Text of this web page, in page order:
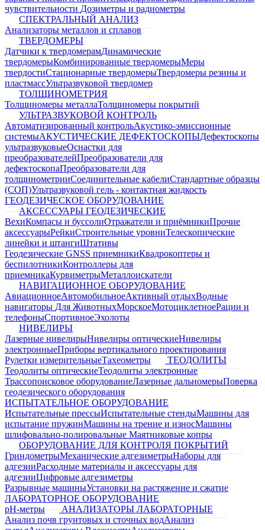
чувствительности Дозиметры и радиометры
СПЕКТРАЛЬНЫЙ АНАЛИЗ
Анализаторы металлов и сплавов
ТВЕРДОМЕРЫ
Датчики к твердомерамДинамические
твердомерыКомбинированные твердомерыМеры
твердостиСтационарные твердомерыТвердомеры резины и
пластмассУльтразвуковой твердомер
ТОЛЩИНОМЕТРИЯ
Толщиномеры металлаТолщиномеры покрытий
УЛЬТРАЗВУКОВОЙ КОНТРОЛЬ
Автоматизированный контрольАкустико-эмиссионные
системыАКУСТИЧЕСКИЕ ДЕФЕКТОСКОПЫДефектоскопы
ультразвуковыеОснастки для
преобразователейПреобразователи для
дефектоскопаПреобразователи для
толщинометрииСоединительные кабелиСтандартные образцы
(СОП)Ультразвуковой гель - контактная жидкость
ГЕОДЕЗИЧЕСКОЕ ОБОРУДОВАНИЕ
АКСЕССУАРЫ ГЕОДЕЗИЧЕСКИЕ
ВехиКомпасы и буссолиОтражатели и приёмникиПрочие
аксессуарыРейкиСтроительные уровниТелескопические
линейки и штангиШтативы
Геодезические GNSS приемникиКвадрокоптеры и
беспилотникиКонтроллеры для
приемникаКурвиметрыМеталлоискатели
НАВИГАЦИОННОЕ ОБОРУДОВАНИЕ
АвиационноеАвтомобильноеАктивный отдыхВодные
навигаторы Для ЖивотныхМорскоеМотоциклетноеРации и
телефоныСпортивноеЭхолоты
НИВЕЛИРЫ
Лазерные нивелирыНивелиры оптическиеНивелиры
электронныеПриборы вертикального проектирования
Рулетки измерительныеТахеометры
ТЕОДОЛИТЫ
Теодолиты оптическиеТеодолиты электронные
Трассопоисковое оборудованиеЛазерные дальномерыПоверка
геодезического оборудования
ИСПЫТАТЕЛЬНОЕ ОБОРУДОВАНИЕ
Испытательные прессыИспытательные стендыМашины для
испытание пружинМашины на трение и износМашины
шлифовально-полировальные Маятниковые копры
ОБОРУДОВАНИЕ ДЛЯ КОНТРОЛЯ ПОКРЫТИЙ
ГриндометрыМеханические адгезиметрыНаборы для
адгезииРасходные материалы и аксессуары для
адгезииЦифровые адгезиметры
Разрывные машиныУстановки на растяжение и сжатие
ЛАБОРАТОРНОЕ ОБОРУДОВАНИЕ
pH-метры
АНАЛИЗАТОРЫ ЛАБОРАТОРНЫЕ
Анализ почв грунтовых и сточных водАнализ